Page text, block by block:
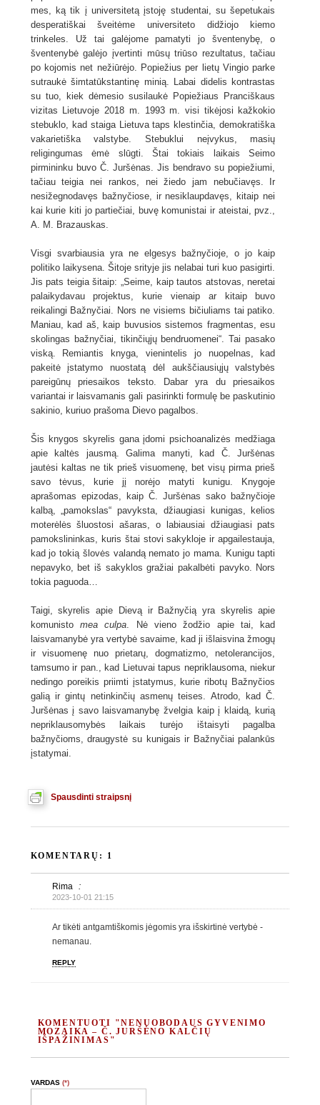
mes, ką tik į universitetą įstoję studentai, su šepetukais
desperatiškai šveitėme universiteto didžiojo kiemo
trinkeles. Už tai galėjome pamatyti jo šventenybę, o
šventenybė galėjo įvertinti mūsų triūso rezultatus, tačiau
po kojomis net nežiūrėjo. Popiežius per lietų Vingio parke
sutraukė šimtatūkstantinę minią. Labai didelis kontrastas
su tuo, kiek dėmesio susilaukė Popiežiaus Pranciškaus
vizitas Lietuvoje 2018 m. 1993 m. visi tikėjosi kažkokio
stebuklo, kad staiga Lietuva taps klestinčia, demokratiška
vakarietiška valstybe. Stebuklui neįvykus, masių
religingumas ėmė slūgti. Štai tokiais laikais Seimo
pirmininku buvo Č. Juršėnas. Jis bendravo su popiežiumi,
tačiau teigia nei rankos, nei žiedo jam nebučiavęs. Ir
nesižegnodavęs bažnyčiose, ir nesiklaupdavęs, kitaip nei
kai kurie kiti jo partiečiai, buvę komunistai ir ateistai, pvz.,
A. M. Brazauskas.
Visgi svarbiausia yra ne elgesys bažnyčioje, o jo kaip
politiko laikysena. Šitoje srityje jis nelabai turi kuo pasigirti.
Jis pats teigia šitaip: „Seime, kaip tautos atstovas, neretai
palaikydavau projektus, kurie vienaip ar kitaip buvo
reikalingi Bažnyčiai. Nors ne visiems bičiuliams tai patiko.
Maniau, kad aš, kaip buvusios sistemos fragmentas, esu
skolingas bažnyčiai, tikinčiųjų bendruomenei“. Tai pasako
viską. Remiantis knyga, vienintelis jo nuopelnas, kad
pakeitė įstatymo nuostatą dėl aukščiausiųjų valstybės
pareigūnų priesaikos teksto. Dabar yra du priesaikos
variantai ir laisvamanis gali pasirinkti formulę be paskutinio
sakinio, kuriuo prašoma Dievo pagalbos.
Šis knygos skyrelis gana įdomi psichoanalizės medžiaga
apie kaltės jausmą. Galima manyti, kad Č. Juršėnas
jautėsi kaltas ne tik prieš visuomenę, bet visų pirma prieš
savo tėvus, kurie jį norėjo matyti kunigu. Knygoje
aprašomas epizodas, kaip Č. Juršėnas sako bažnyčioje
kalbą, „pamokslas“ pavyksta, džiaugiasi kunigas, kelios
moterėlės šluostosi ašaras, o labiausiai džiaugiasi pats
pamokslininkas, kuris štai stovi sakykloje ir apgailestauja,
kad jo tokią šlovės valandą nemato jo mama. Kunigu tapti
nepavyko, bet iš sakyklos gražiai pakalbėti pavyko. Nors
tokia paguoda…
Taigi, skyrelis apie Dievą ir Bažnyčią yra skyrelis apie
komunisto mea culpa. Nė vieno žodžio apie tai, kad
laisvamanybė yra vertybė savaime, kad ji išlaisvina žmogų
ir visuomenę nuo prietarų, dogmatizmo, netolerancijos,
tamsumo ir pan., kad Lietuvai tapus nepriklausoma, niekur
nedingo poreikis priimti įstatymus, kurie ribotų Bažnyčios
galią ir gintų netinkinčių asmenų teises. Atrodo, kad Č.
Juršėnas į savo laisvamanybę žvelgia kaip į klaidą, kurią
nepriklausomybės laikais turėjo ištaisyti pagalba
bažnyčioms, draugystė su kunigais ir Bažnyčiai palankūs
įstatymai.
Spausdinti straipsnį
KOMENTARŲ: 1
Rima :
2023-10-01 21:15
Ar tikėti antgamtiškomis jėgomis yra išskirtinė vertybė -
nemanau.
REPLY
KOMENTUOTI "NENUOBODAUS GYVENIMO
MOZAIKA – Č. JURŠĖNO KALČIŲ
IŠPAŽINIMAS"
VARDAS (*)